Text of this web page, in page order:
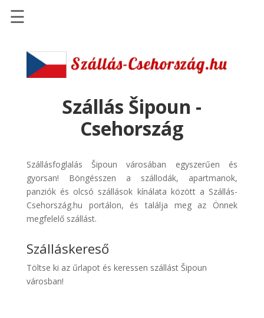
Szállások
Szállásinfo.eu
pénzvisszatérítéssel
Discover
Cars
Transzfer
Kiwi
Taxi
☰
Szállás Šipoun -
Csehország
Szállásfoglalás Šipoun városában egyszerűen és
gyorsan! Böngésszen a szállodák, apartmanok,
panziók és olcsó szállások kínálata között a Szállás-
Csehország.hu portálon, és találja meg az Önnek
megfelelő szállást.
Szálláskereső
Töltse ki az űrlapot és keressen szállást Šipoun
városban!